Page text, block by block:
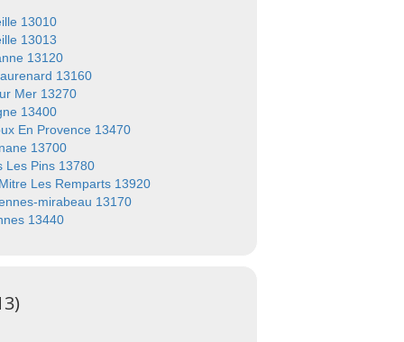
13010
13013
13120
13160
Mer 13270
13400
En Provence 13470
13700
Les Pins 13780
Les Remparts 13920
mirabeau 13170
13440